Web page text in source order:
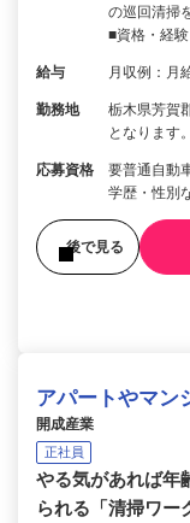
の巡回清掃
■資格・経
給与 月収例：月
勤務地
栃木県芳賀
となります。
応募資格
要普通自動
学歴・性別
後で見る
アパートやマン
開成産業
正社員
やる気があれば年
られる「清掃ワー